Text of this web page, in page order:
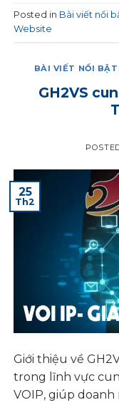
Posted in Bài viết nổi
Website
BÀI VIẾT NỔI BẬT
GH2VS
25
Th2
Giới thiệu về
trong lĩnh vực
VOIP, giúp